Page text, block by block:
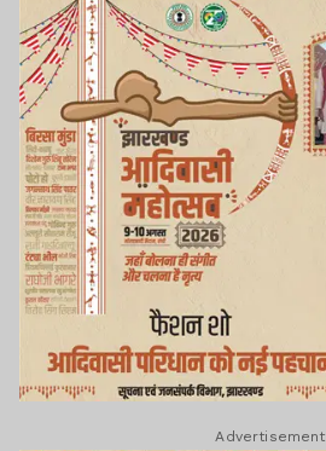
Advertisement